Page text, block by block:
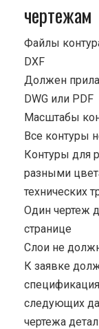
чертежам
Файлы
DXF
Должен
DWG или PDF
Масштабы
Все контуры
Контуры для
разными
технических
Один чертеж
странице
Cлои не
К заявке
следующих
чертежа